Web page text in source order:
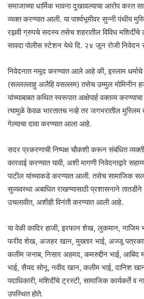
समाजाच्या धार्मिक भावना दुखावल्याचा आरोप करत
व्यक्त करण्यात आली. या पार्श्वभूमीवर सुन्नी पंथीय
रझवी ग्रुपचे सदस्य तसेच शहरातील विविध मशिदींचे
सावदा पोलीस स्टेशन येथे दि. २४ जून रोजी
निवेदनात नमूद करण्यात आले आहे की, इस्लाम धर्माचे
(सल्लल्लाहु अलैहि वसल्लम) तसेच उम्मुल मोमिनीन
यांच्याबाबत कथित स्वरूपात आक्षेपार्ह वक्तव्य
त्यामुळे केवळ भारतातच नव्हे तर जगभरातील मुस्लिम
गेल्याचा दावा करण्यात आला आहे.
सदर प्रकरणाची निष्पक्ष चौकशी करून संबंधित
कारवाई करण्यात यावी, अशी मागणी निवेदनाद्वारे
पाटील यांच्याकडे करण्यात आली. तसेच सामाजिक
सुव्यवस्था अबाधित राखण्यासाठी प्रशासनाने
उचलावीत, अशीही विनंती करण्यात आली आहे.
या वेळी कादिर हाजी, इरफान शेख, लुकमान, नाजिम
फरीद शेख, अजहर खान, मुख्तार भाई, अज्जू
कलीम जनाब, निसार अहमद, कमरुद्दीन भाई, आबिद
भाई, सैयद सोनू, नवीद खान, कलीम भाई, दानिश
पदाधिकारी, मशिदींचे ट्रस्टी, सामाजिक कार्यकर्ते व
उपस्थित होते.